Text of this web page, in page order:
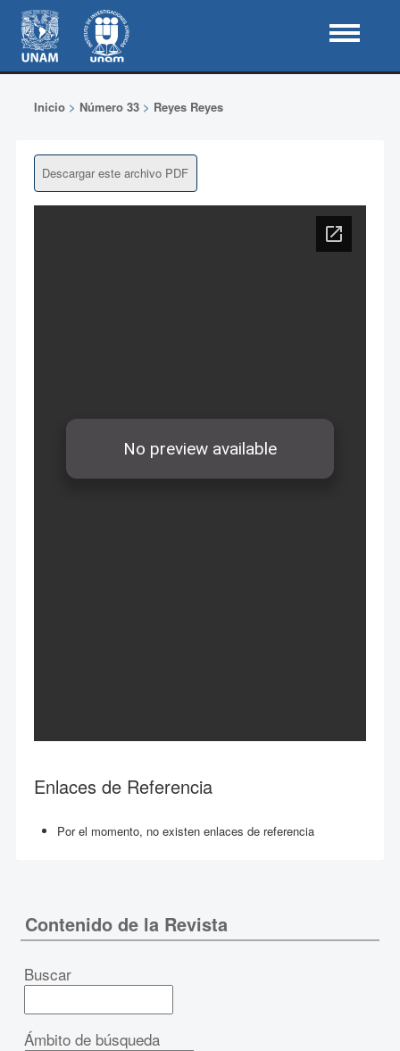
Inicio> Número 33> Reyes Reyes
Descargar este archivo PDF
Enlaces de Referencia
Por el momento, no existen enlaces de referencia
Contenido de la Revista
Buscar
Ámbito de búsqueda